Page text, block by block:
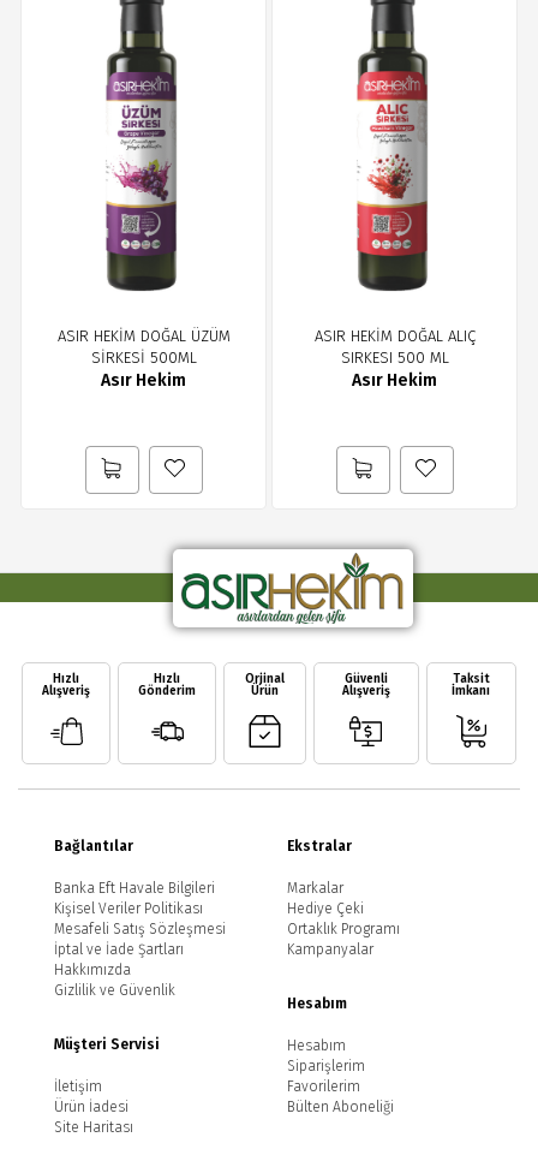
ASIR HEKİM DOĞAL ÜZÜM
SİRKESİ 500ML
Asır Hekim
ASIR HEKİM DOĞAL ALIÇ
SIRKESI 500 ML
Asır Hekim
Hızlı
Alışveriş
Hızlı
Gönderim
Orjinal
Ürün
Güvenli
Alışveriş
Taksit
İmkanı
Bağlantılar
Banka Eft Havale Bilgileri
Kişisel Veriler Politikası
Mesafeli Satış Sözleşmesi
İptal ve İade Şartları
Hakkımızda
Gizlilik ve Güvenlik
Müşteri Servisi
İletişim
Ürün İadesi
Site Haritası
Ekstralar
Markalar
Hediye Çeki
Ortaklık Programı
Kampanyalar
Hesabım
Hesabım
Siparişlerim
Favorilerim
Bülten Aboneliği